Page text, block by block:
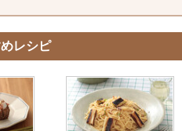
レシピ